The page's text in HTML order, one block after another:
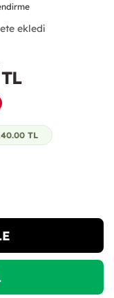
ekledi
TL